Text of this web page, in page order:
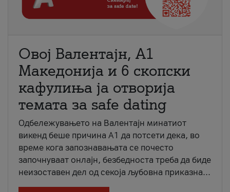
Овој Валентајн, A1
Македонија и 6 скопски
кафулиња ја отворија
темата за safe dating
Одбележувањето на Валентајн минатиот
викенд беше причина А1 да потсети дека, во
време кога запознавањата се почесто
започнуваат онлајн, безбедноста треба да биде
неизоставен дел од секоја љубовна приказна...